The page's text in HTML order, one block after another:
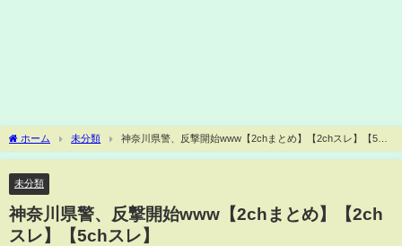
ホーム 未分類
神奈川県警、反撃開始www【2chまとめ】【2chスレ】【5ch
スレ】
未分類
神奈川県警、反撃開始www【2chまとめ】【2ch
スレ】【5chスレ】